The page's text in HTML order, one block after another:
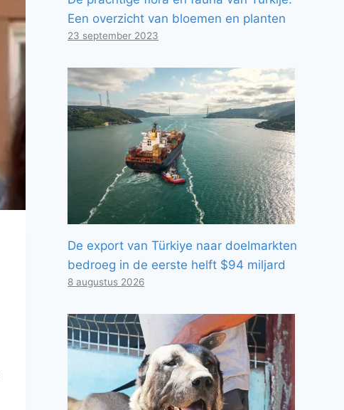
Een overzicht van bloemen en planten
23 september 2023
De export van Türkiye naar doelmarkten
bedroeg in de eerste helft $94 miljard
8 augustus 2026